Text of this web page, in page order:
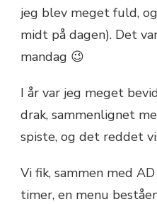
jeg blev meget fuld,
midt på dagen). Det
mandag 😉
I år var jeg meget
drak, sammenlignet
spiste, og det reddet
Vi fik, sammen med
timer, en menu